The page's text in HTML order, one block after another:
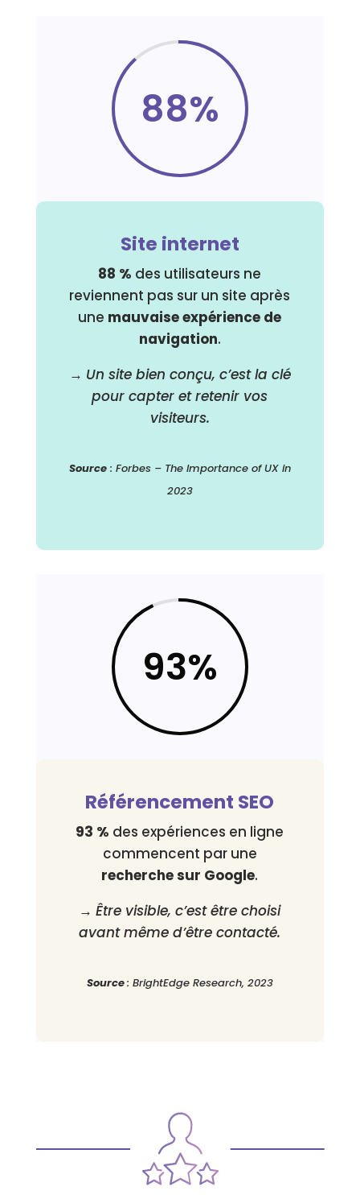
88%
Site internet
88 % des utilisateurs ne
reviennent pas sur un site après
une mauvaise expérience de
navigation.
→ Un site bien conçu, c’est la clé
pour capter et retenir vos
visiteurs.
Source: Forbes – The Importance of UX in
2023
93%
Référencement SEO
93 % des expériences en ligne
commencent par une
recherche sur Google.
→Être visible, c’est être choisi
avant même d’être contacté.
Source: BrightEdge Research, 2023